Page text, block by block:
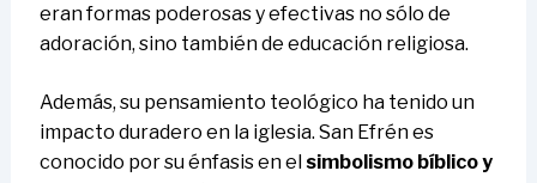
eran formas poderosas y efectivas no sólo de
adoración, sino también de educación religiosa.
Además, su pensamiento teológico ha tenido un
impacto duradero en la iglesia. San Efrén es
conocido por su énfasis en el simbolismo bíblico y